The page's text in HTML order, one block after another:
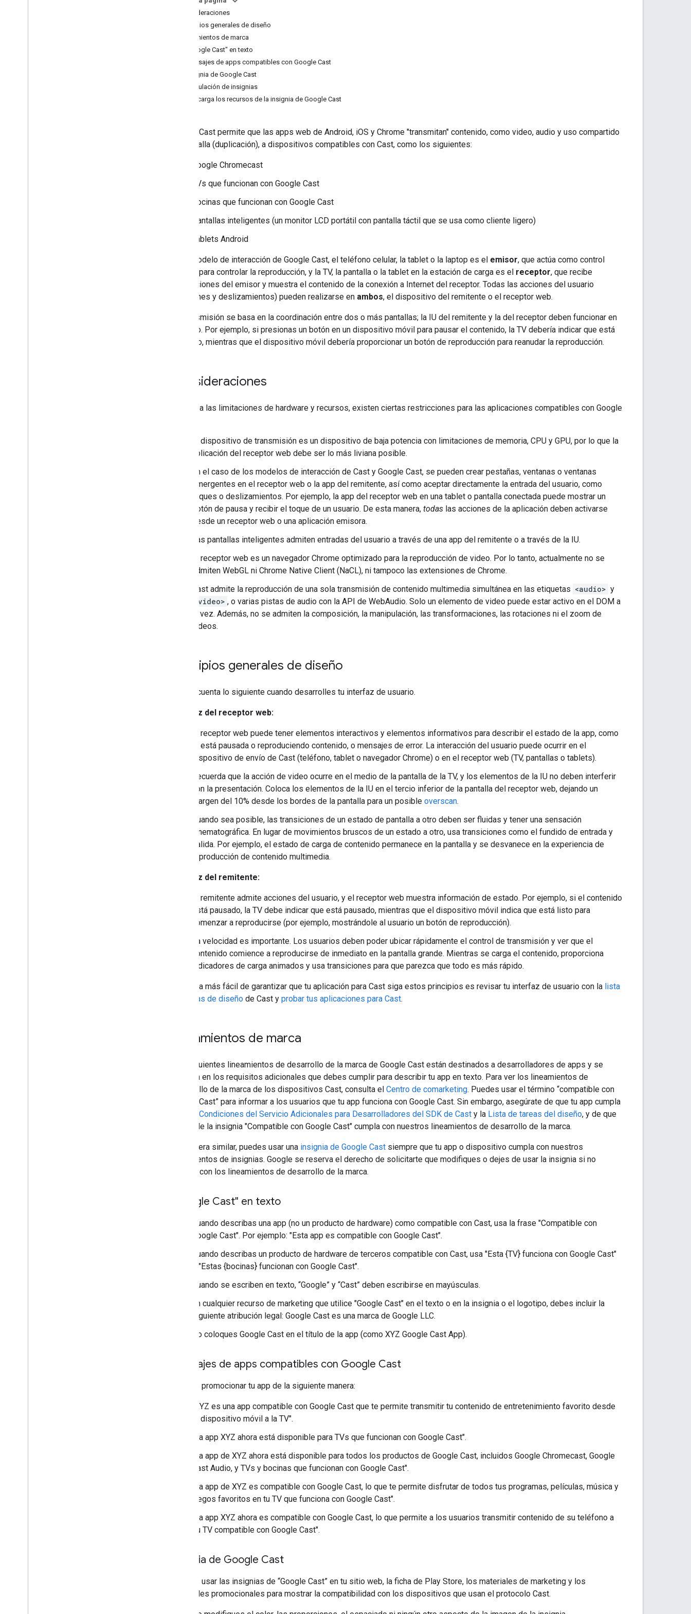
Consideraciones
Principios generales de diseño
Lineamientos de marca
"Google Cast" en texto
Mensajes de apps compatibles con Google Cast
Insignia de Google Cast
Vinculación de insignias
Descarga los recursos de la insignia de Google Cast
Google Cast permite que las apps web de Android, iOS y Chrome "transmitan" contenido, como video, audio y uso compartido
de pantalla (duplicación), a dispositivos compatibles con Cast, como los siguientes:
Google Chromecast
TVs que funcionan con Google Cast
Bocinas que funcionan con Google Cast
Pantallas inteligentes (un monitor LCD portátil con pantalla táctil que se usa como cliente ligero)
Tablets Android
En el modelo de interacción de Google Cast, el teléfono celular, la tablet o la laptop es el emisor, que actúa como control
remoto para controlar la reproducción, y la TV, la pantalla o la tablet en la estación de carga es el receptor, que recibe
instrucciones del emisor y muestra el contenido de la conexión a Internet del receptor. Todas las acciones del usuario
(presiones y deslizamientos) pueden realizarse en ambos, el dispositivo del remitente o el receptor web.
La transmisión se basa en la coordinación entre dos o más pantallas; la IU del remitente y la del receptor deben funcionar en
conjunto. Por ejemplo, si presionas un botón en un dispositivo móvil para pausar el contenido, la TV debería indicar que está
pausado, mientras que el dispositivo móvil debería proporcionar un botón de reproducción para reanudar la reproducción.
Consideraciones
Debido a las limitaciones de hardware y recursos, existen ciertas restricciones para las aplicaciones compatibles con Google
El dispositivo de transmisión es un dispositivo de baja potencia con limitaciones de memoria, CPU y GPU, por lo que la
aplicación del receptor web debe ser lo más liviana posible.
En el caso de los modelos de interacción de Cast y Google Cast, se pueden crear pestañas, ventanas o ventanas
emergentes en el receptor web o la app del remitente, así como aceptar directamente la entrada del usuario, como
toques o deslizamientos. Por ejemplo, la app del receptor web en una tablet o pantalla conectada puede mostrar un
botón de pausa y recibir el toque de un usuario. De esta manera, todas las acciones de la aplicación deben activarse
desde un receptor web o una aplicación emisora.
Las pantallas inteligentes admiten entradas del usuario a través de una app del remitente o a través de la IU.
El receptor web es un navegador Chrome optimizado para la reproducción de video. Por lo tanto, actualmente no se
admiten WebGL ni Chrome Native Client (NaCL), ni tampoco las extensiones de Chrome.
Cast admite la reproducción de una sola transmisión de contenido multimedia simultánea en las etiquetas <audio> y
<video> , o varias pistas de audio con la API de WebAudio. Solo un elemento de video puede estar activo en el DOM a
la vez. Además, no se admiten la composición, la manipulación, las transformaciones, las rotaciones ni el zoom de
videos.
Principios generales de diseño
Ten en cuenta lo siguiente cuando desarrolles tu interfaz de usuario.
Interfaz del receptor web:
El receptor web puede tener elementos interactivos y elementos informativos para describir el estado de la app, como
si está pausada o reproduciendo contenido, o mensajes de error. La interacción del usuario puede ocurrir en el
dispositivo de envío de Cast (teléfono, tablet o navegador Chrome) o en el receptor web (TV, pantallas o tablets).
Recuerda que la acción de video ocurre en el medio de la pantalla de la TV, y los elementos de la IU no deben interferir
con la presentación. Coloca los elementos de la IU en el tercio inferior de la pantalla del receptor web, dejando un
margen del 10% desde los bordes de la pantalla para un posible overscan.
Cuando sea posible, las transiciones de un estado de pantalla a otro deben ser fluidas y tener una sensación
cinematográfica. En lugar de movimientos bruscos de un estado a otro, usa transiciones como el fundido de entrada y
salida. Por ejemplo, el estado de carga de contenido permanece en la pantalla y se desvanece en la experiencia de
reproducción de contenido multimedia.
Interfaz del remitente:
El remitente admite acciones del usuario, y el receptor web muestra información de estado. Por ejemplo, si el contenido
está pausado, la TV debe indicar que está pausado, mientras que el dispositivo móvil indica que está listo para
comenzar a reproducirse (por ejemplo, mostrándole al usuario un botón de reproducción).
La velocidad es importante. Los usuarios deben poder ubicar rápidamente el control de transmisión y ver que el
contenido comience a reproducirse de inmediato en la pantalla grande. Mientras se carga el contenido, proporciona
indicadores de carga animados y usa transiciones para que parezca que todo es más rápido.
La forma más fácil de garantizar que tu aplicación para Cast siga estos principios es revisar tu interfaz de usuario con la lista
de tareas de diseño de Cast y probar tus aplicaciones para Cast.
Lineamientos de marca
Los siguientes lineamientos de desarrollo de la marca de Google Cast están destinados a desarrolladores de apps y se
enfocan en los requisitos adicionales que debes cumplir para describir tu app en texto. Para ver los lineamientos de
desarrollo de la marca de los dispositivos Cast, consulta el Centro de comarketing. Puedes usar el término “compatible con
Google Cast” para informar a los usuarios que tu app funciona con Google Cast. Sin embargo, asegúrate de que tu app cumpla
Condiciones del Servicio Adicionales para Desarrolladores del SDK de Cast y la Lista de tareas del diseño, y de que
el uso de la insignia "Compatible con Google Cast" cumpla con nuestros lineamientos de desarrollo de la marca.
De manera similar, puedes usar una insignia de Google Cast siempre que tu app o dispositivo cumpla con nuestros
lineamientos de insignias. Google se reserva el derecho de solicitarte que modifiques o dejes de usar la insignia si no
cumple con los lineamientos de desarrollo de la marca.
"Google Cast" en texto
Cuando describas una app (no un producto de hardware) como compatible con Cast, usa la frase "Compatible con
Google Cast". Por ejemplo: "Esta app es compatible con Google Cast".
Cuando describas un producto de hardware de terceros compatible con Cast, usa "Esta {TV} funciona con Google Cast"
o "Estas {bocinas} funcionan con Google Cast".
Cuando se escriben en texto, “Google” y “Cast” deben escribirse en mayúsculas.
En cualquier recurso de marketing que utilice "Google Cast" en el texto o en la insignia o el logotipo, debes incluir la
siguiente atribución legal: Google Cast es una marca de Google LLC.
No coloques Google Cast en el título de la app (como XYZ Google Cast App).
Mensajes de apps compatibles con Google Cast
Puedes promocionar tu app de la siguiente manera:
"XYZ es una app compatible con Google Cast que te permite transmitir tu contenido de entretenimiento favorito desde
tu dispositivo móvil a la TV".
"La app XYZ ahora está disponible para TVs que funcionan con Google Cast".
"La app de XYZ ahora está disponible para todos los productos de Google Cast, incluidos Google Chromecast, Google
Cast Audio, y TVs y bocinas que funcionan con Google Cast".
"La app de XYZ es compatible con Google Cast, lo que te permite disfrutar de todos tus programas, películas, música y
juegos favoritos en tu TV que funciona con Google Cast".
"La app XYZ ahora es compatible con Google Cast, lo que permite a los usuarios transmitir contenido de su teléfono a
su TV compatible con Google Cast".
Insignia de Google Cast
Puedes usar las insignias de “Google Cast” en tu sitio web, la ficha de Play Store, los materiales de marketing y los
materiales promocionales para mostrar la compatibilidad con los dispositivos que usan el protocolo Cast.